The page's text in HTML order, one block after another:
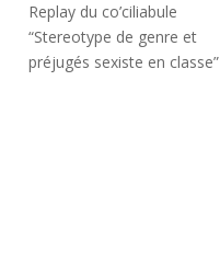
Replay du co’ciliabule
“Stereotype de genre et
préjugés sexiste en classe”